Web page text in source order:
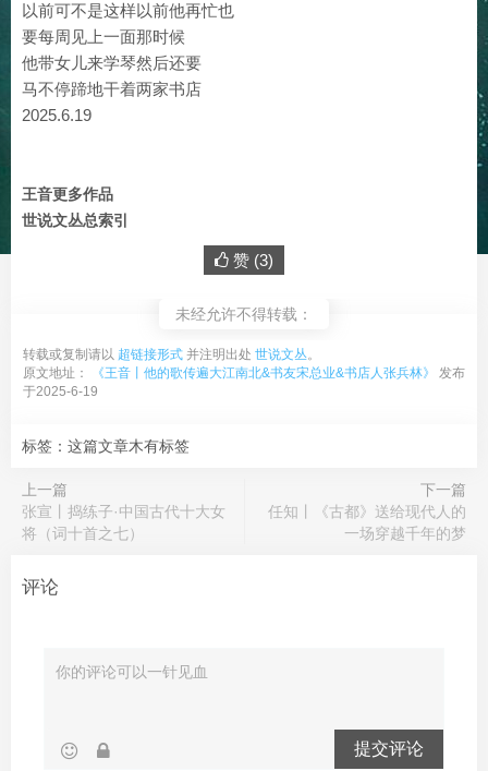
以前可不是这样以前他再忙也
要每周见上一面那时候
他带女儿来学琴然后还要
马不停蹄地干着两家书店
2025.6.19
王音更多作品
世说文丛总索引
赞 (3)
未经允许不得转载：
转载或复制请以 超链接形式 并注明出处 世说文丛。
原文地址：
《王音丨他的歌传遍大江南北&书友宋总业&书店人张兵林》
发布
于2025-6-19
标签：这篇文章木有标签
上一篇
张宣丨捣练子·中国古代十大女
将（词十首之七）
下一篇
任知丨《古都》送给现代人的
一场穿越千年的梦
评论
提交评论